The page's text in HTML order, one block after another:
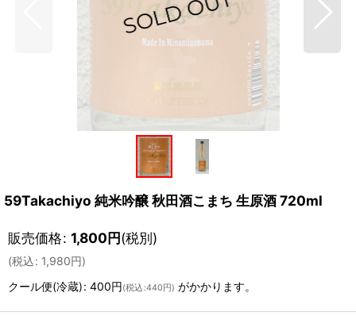
59Takachiyo 純米吟醸 秋田酒こまち 生原酒 720ml
販売価格: 1,800円(税別)
(税込: 1,980円)
クール便(冷蔵): 400円(税込 :440円) がかかります。